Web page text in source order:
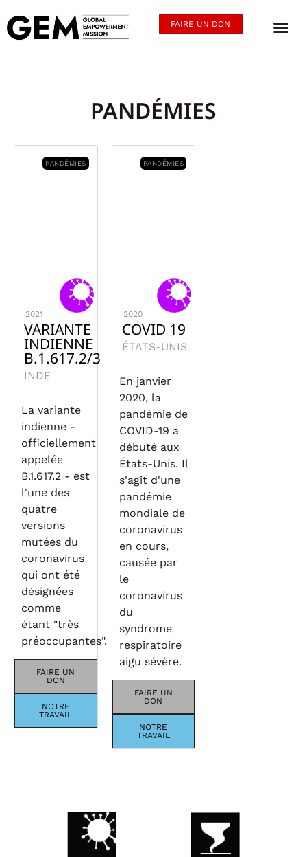
FAIRE UN DON
PANDÉMIES
PANDÉMIES
2021
VARIANTE
INDIENNE
B.1.617.2/3
INDE
La variante
indienne -
officiellement
appelée
B.1.617.2 - est
l'une des
quatre
versions
mutées du
coronavirus
qui ont été
désignées
comme
étant "très
préoccupantes".
FAIRE UN
DON
NOTRE
TRAVAIL
PANDÉMIES
2020
COVID 19
ÉTATS-UNIS
En janvier
2020, la
pandémie de
COVID-19 a
débuté aux
États-Unis. Il
s'agit d'une
pandémie
mondiale de
coronavirus
en cours,
causée par
le
coronavirus
du
syndrome
respiratoire
aigu sévère.
FAIRE UN
DON
NOTRE
TRAVAIL